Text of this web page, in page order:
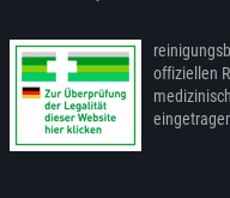
offiziellen